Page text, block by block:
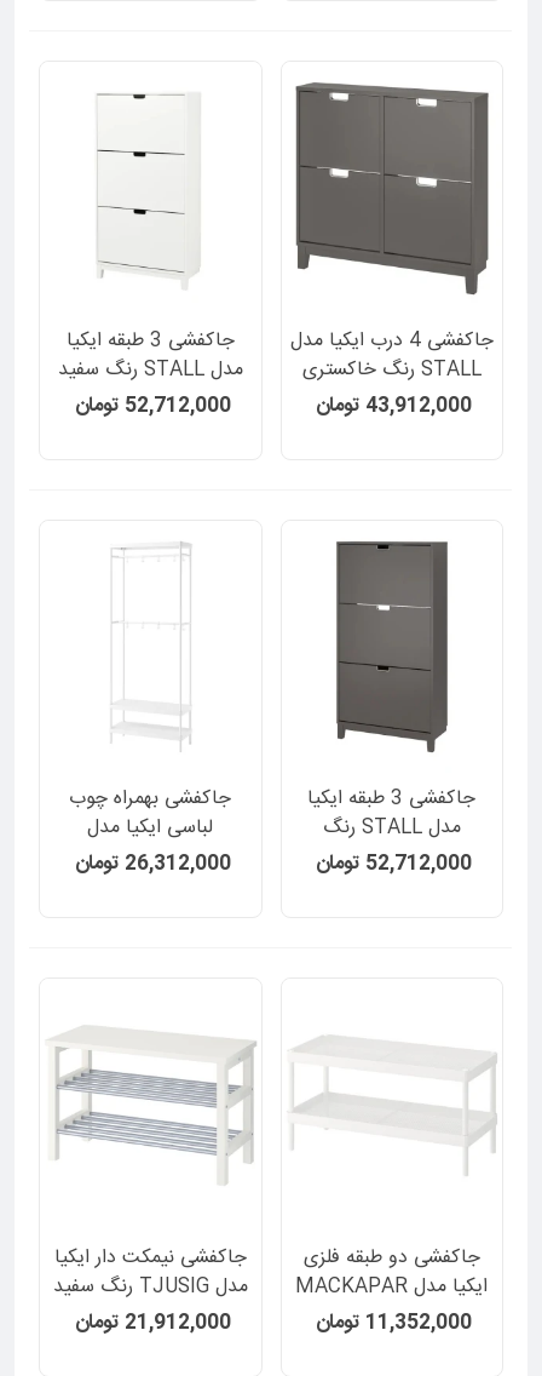
جاکفشی 4 درب ایکیا مدل
STALL رنگ خاکستری
تیره
43,912,000 تومان
جاکفشی 3 طبقه ایکیا
مدل STALL رنگ سفید
52,712,000 تومان
جاکفشی 3 طبقه ایکیا
مدل STALL رنگ
خاکستری تیره
52,712,000 تومان
جاکفشی بهمراه چوب
لباسی ایکیا مدل
MACKAPAR رنگ سفید
26,312,000 تومان
جاکفشی دو طبقه فلزی
ایکیا مدل MACKAPAR
رنگ سفید
11,352,000 تومان
جاکفشی نیمکت دار ایکیا
مدل TJUSIG رنگ سفید
21,912,000 تومان